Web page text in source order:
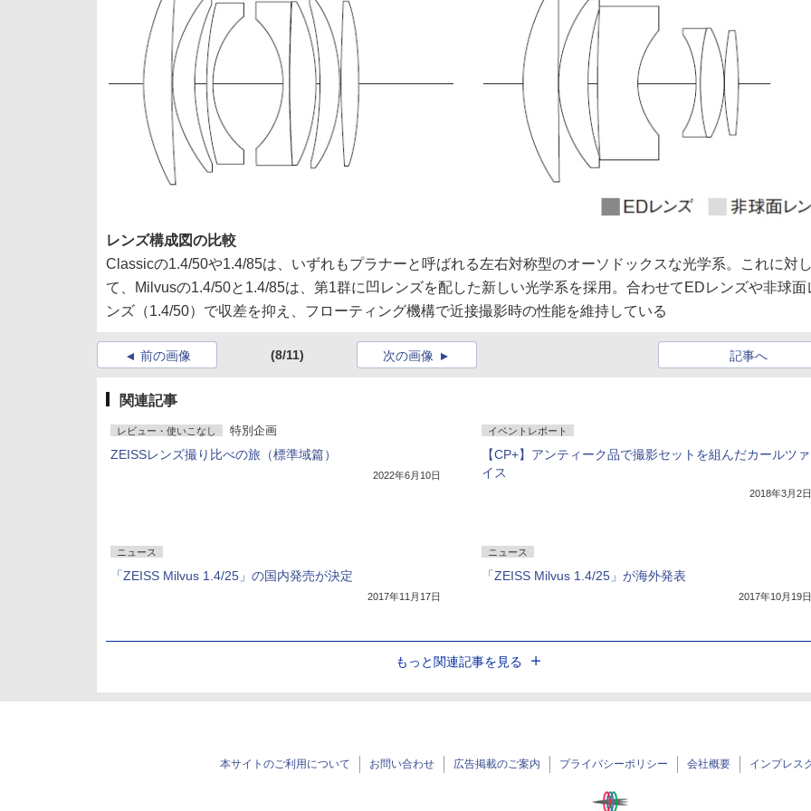
レンズ構成図の比較
Classicの1.4/50や1.4/85は、いずれもプラナーと呼ばれる左右対称型のオーソドックスな光学系。これに対
て、Milvusの1.4/50と1.4/85は、第1群に凹レンズを配した新しい光学系を採用。合わせてEDレンズや非球面
ンズ（1.4/50）で収差を抑え、フローティング機構で近接撮影時の性能を維持している
前の画像 (8/11) 記事へ
次の画像
関連記事
レビュー・使いこなし 特別企画
ZEISSレンズ撮り比べの旅（標準域篇）
2022年6月10日
イベントレポート
【CP+】アンティーク品で撮影セットを組んだカールツァ
イス
2018年3月2日
ニュース
「ZEISS Milvus 1.4/25」の国内発売が決定
2017年11月17日
ニュース
「ZEISS Milvus 1.4/25」が海外発表
2017年10月19日
もっと関連記事を見る
本サイトのご利用について お問い合わせ 広告掲載のご案内 プライバシーポリシー 会社概要 インプレス